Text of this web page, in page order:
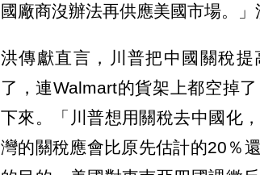
國廠商沒辦法再供應美國市場。」
洪傳獻直言，川普把中國關稅
了，連Walmart的貨架上都空掉
下來。「川普想用關稅去中國化
灣的關稅應會比原先估計的20％